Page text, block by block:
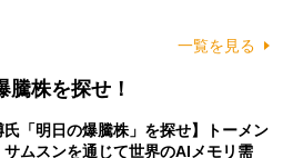
一覧を見る
騰株を探せ！
氏「明日の爆騰株」を探せ】トーメン
サムスンを通じて世界のAIメモリ需